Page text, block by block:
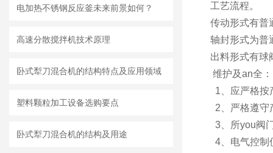
电加热不锈钢反应釜未来前景如何？
高速分散搅拌机技术原理
卧式犁刀混合机的结构特点及应用领域
塑料颗粒加工设备选购要点
卧式犁刀混合机的结构及用途
工艺流程。
传动形式有普
轴封形式为普
出料形式有球
维护及an全：
1、应严格按
2、严格遵守
3、所you阀
4、电气控制